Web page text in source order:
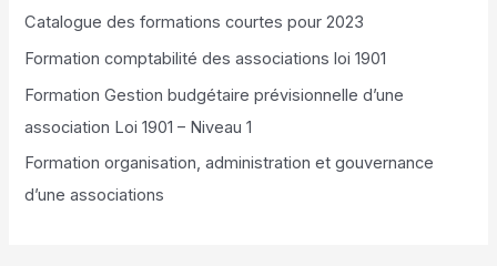
Catalogue des formations courtes pour 2023
Formation comptabilité des associations loi 1901
Formation Gestion budgétaire prévisionnelle d’une
association Loi 1901 – Niveau 1
Formation organisation, administration et gouvernance
d’une associations